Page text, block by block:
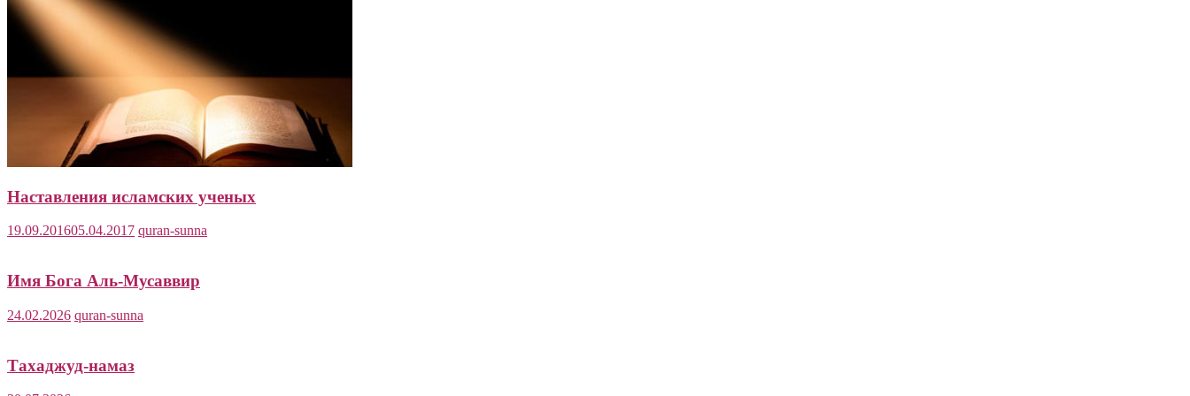
Наставления исламских ученых
19.09.201605.04.2017 quran-sunna
Имя Бога Аль-Мусаввир
24.02.2026 quran-sunna
Тахаджуд-намаз